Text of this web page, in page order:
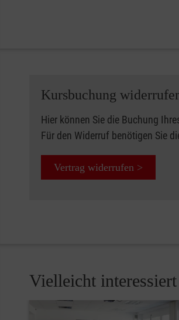
Kursbuchung
Hier können Sie die Buchung
Für den Widerruf benötigen Sie
Vertrag widerrufen >
Vielleicht
Pause